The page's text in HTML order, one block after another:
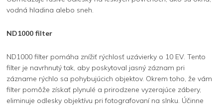
vodná hladina alebo sneh.
ND1000 filter
ND1000 filter pomáha znížiť rýchlosť uzávierky o 10 EV. Tento
filter je navrhnutý tak, aby poskytoval jasný záznam pri
zázname rýchlo sa pohybujúcich objektov. Okrem toho, že vám
filter pomôže získať plynulé a prirodzene vyzerajúce zábery,
eliminuje odlesky objektívu pri fotografovaní na slnku. Účinne